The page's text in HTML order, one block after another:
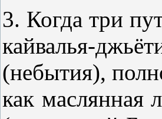
3. Когда три
кайвалья-
(небытия),
как маслянная